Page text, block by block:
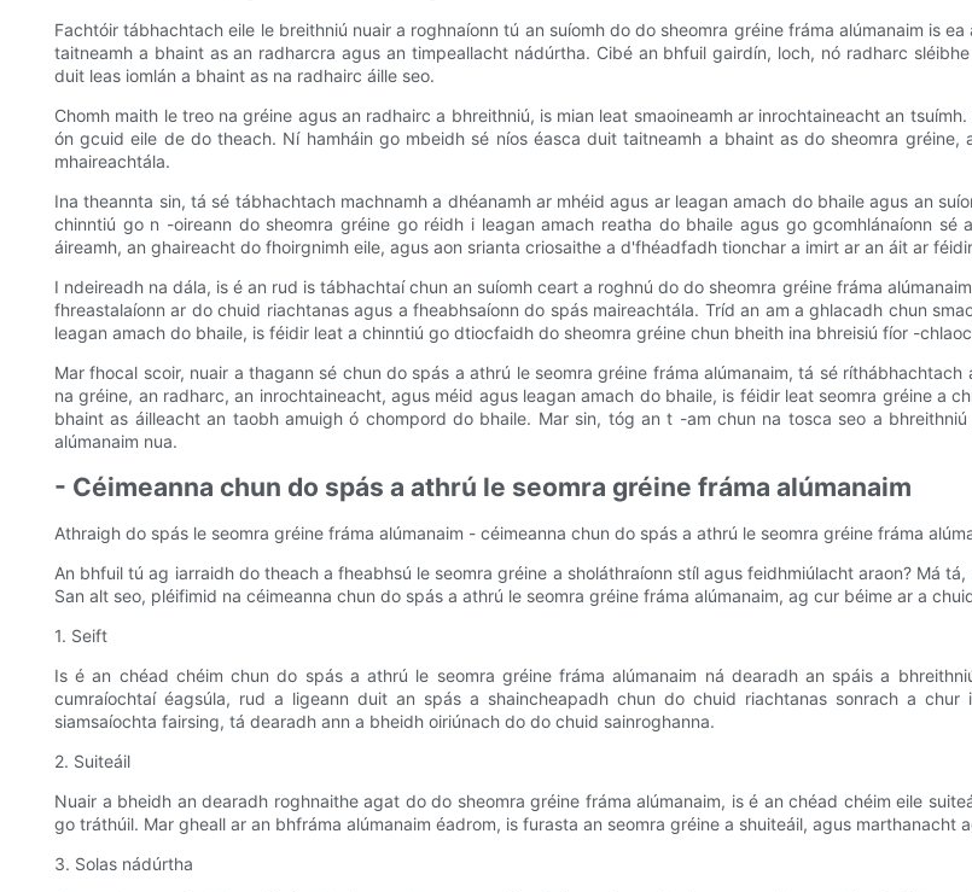
Fachtóir tábhachtach eile le breithniú nuair a roghnaíonn tú an suíomh do do sheomra gréine fráma alúmanaim is
taitneamh a bhaint as an radharcra agus an timpeallacht nádúrtha. Cibé an bhfuil gairdín, loch, nó radharc
duit leas iomlán a bhaint as na radhairc áille seo.
Chomh maith le treo na gréine agus an radhairc a bhreithniú, is mian leat smaoineamh ar inrochtaineacht an
ón gcuid eile de do theach. Ní hamháin go mbeidh sé níos éasca duit taitneamh a bhaint as do sheomra
mhaireachtála.
Ina theannta sin, tá sé tábhachtach machnamh a dhéanamh ar mhéid agus ar leagan amach do bhaile agus an
chinntiú go n -oireann do sheomra gréine go réidh i leagan amach reatha do bhaile agus go gcomhlánaíonn
áireamh, an ghaireacht do fhoirgnimh eile, agus aon srianta criosaithe a d'fhéadfadh tionchar a imirt ar an áit ar
I ndeireadh na dála, is é an rud is tábhachtaí chun an suíomh ceart a roghnú do do sheomra gréine fráma
fhreastalaíonn ar do chuid riachtanas agus a fheabhsaíonn do spás maireachtála. Tríd an am a ghlacadh chun
leagan amach do bhaile, is féidir leat a chinntiú go dtiocfaidh do sheomra gréine chun bheith ina bhreisiú fíor -
Mar fhocal scoir, nuair a thagann sé chun do spás a athrú le seomra gréine fráma alúmanaim, tá sé
na gréine, an radharc, an inrochtaineacht, agus méid agus leagan amach do bhaile, is féidir leat seomra gréine a
bhaint as áilleacht an taobh amuigh ó chompord do bhaile. Mar sin, tóg an t -am chun na tosca seo a
alúmanaim nua.
- Céimeanna chun do spás a athrú le seomra gréine fráma alúmanaim
Athraigh do spás le seomra gréine fráma alúmanaim - céimeanna chun do spás a athrú le seomra gréine fráma
An bhfuil tú ag iarraidh do theach a fheabhsú le seomra gréine a sholáthraíonn stíl agus feidhmiúlacht araon? Má
San alt seo, pléifimid na céimeanna chun do spás a athrú le seomra gréine fráma alúmanaim, ag cur béime ar a
1. Seift
Is é an chéad chéim chun do spás a athrú le seomra gréine fráma alúmanaim ná dearadh an spáis a
cumraíochtaí éagsúla, rud a ligeann duit an spás a shaincheapadh chun do chuid riachtanas sonrach a
siamsaíochta fairsing, tá dearadh ann a bheidh oiriúnach do do chuid sainroghanna.
2. Suiteáil
Nuair a bheidh an dearadh roghnaithe agat do do sheomra gréine fráma alúmanaim, is é an chéad chéim eile
go tráthúil. Mar gheall ar an bhfráma alúmanaim éadrom, is furasta an seomra gréine a shuiteáil, agus marthanacht
3. Solas nádúrtha